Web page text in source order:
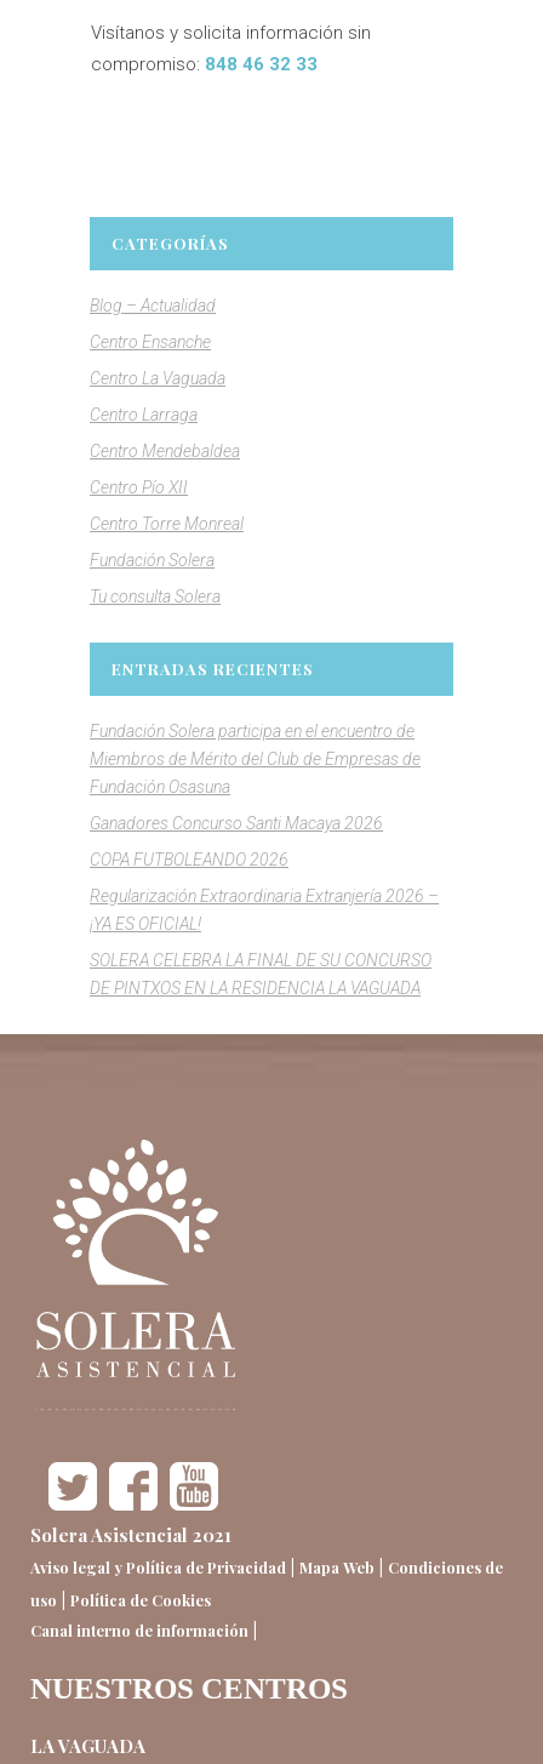
Visítanos y solicita información sin
compromiso: 848 46 32 33
CATEGORÍAS
Blog – Actualidad
Centro Ensanche
Centro La Vaguada
Centro Larraga
Centro Mendebaldea
Centro Pío XII
Centro Torre Monreal
Fundación Solera
Tu consulta Solera
ENTRADAS RECIENTES
Fundación Solera participa en el encuentro de
Miembros de Mérito del Club de Empresas de
Fundación Osasuna
Ganadores Concurso Santi Macaya 2026
COPA FUTBOLEANDO 2026
Regularización Extraordinaria Extranjería 2026 –
¡YA ES OFICIAL!
SOLERA CELEBRA LA FINAL DE SU CONCURSO
DE PINTXOS EN LA RESIDENCIA LA VAGUADA
Solera Asistencial 2021
Aviso legal y Política de Privacidad Mapa Web
Condiciones de
uso
Política de Cookies
Canal interno de información
NUESTROS CENTROS
LA VAGUADA